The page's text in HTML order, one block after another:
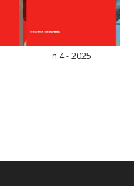
n.4 - 2025